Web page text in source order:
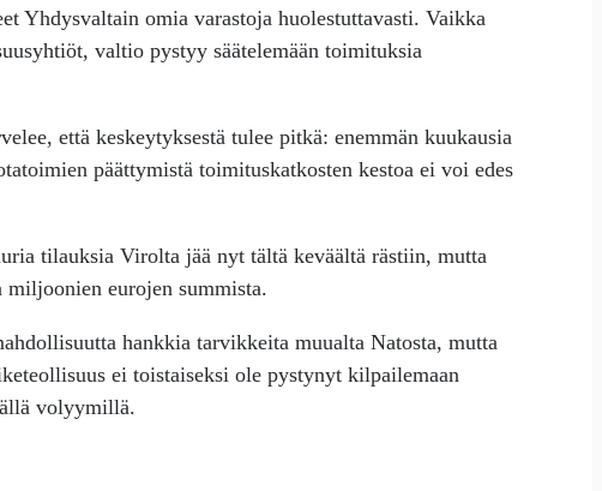
Yhdysvaltain omia varastoja huolestuttavasti. Vaikka
valtio pystyy säätelemään toimituksia
että keskeytyksestä tulee pitkä: enemmän kuukausia
päättymistä toimituskatkosten kestoa ei voi edes
tilauksia Virolta jää nyt tältä keväältä rästiin, mutta
eurojen summista.
hankkia tarvikkeita muualta Natosta, mutta
ei toistaiseksi ole pystynyt kilpailemaan
volyymillä.